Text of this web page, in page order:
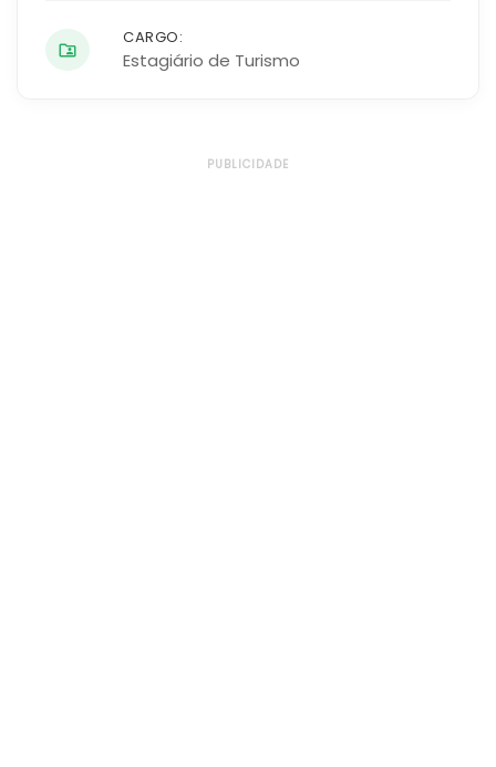
CARGO:
Estagiário de Turismo
PUBLICIDADE